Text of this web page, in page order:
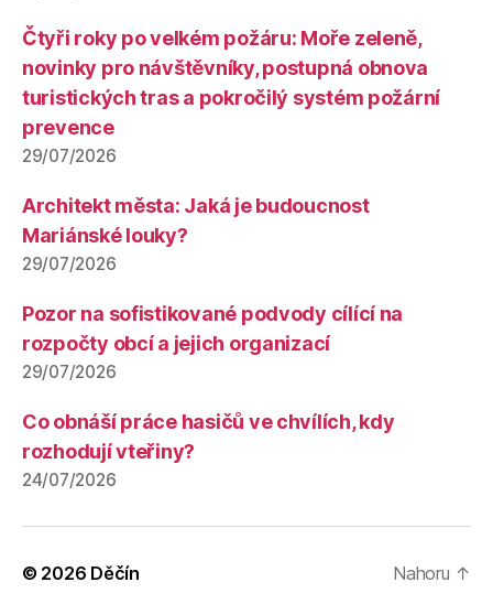
Čtyři roky po velkém požáru: Moře zeleně,
novinky pro návštěvníky, postupná obnova
turistických tras a pokročilý systém požární
prevence
29/07/2026
Architekt města: Jaká je budoucnost
Mariánské louky?
29/07/2026
Pozor na sofistikované podvody cílící na
rozpočty obcí a jejich organizací
29/07/2026
Co obnáší práce hasičů ve chvílích, kdy
rozhodují vteřiny?
24/07/2026
© 2026 Děčín Nahoru ↑